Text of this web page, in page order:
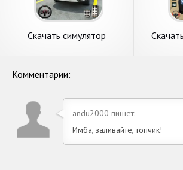
Скачать симулятор
Комментарии:
andu2000 пишет:
Имба, заливайте, топчик!